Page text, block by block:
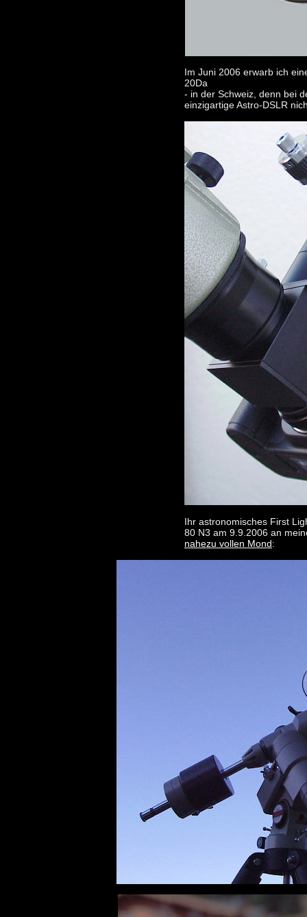
Im Juni 2006 erwarb ich
20Da
- in der Schweiz, denn bei
einzigartige Astro-DSLR
Ihr astronomisches First
80 N3 am 9.9.2006 an
nahezu vollen Mond: